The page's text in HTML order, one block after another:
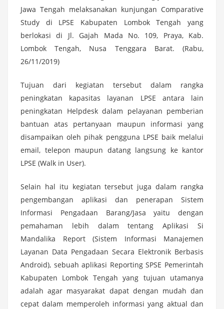
Jawa Tengah melaksanakan kunjungan Comparative
Study di LPSE Kabupaten Lombok Tengah yang
berlokasi di Jl. Gajah Mada No. 109, Praya, Kab.
Lombok Tengah, Nusa Tenggara Barat. (Rabu,
26/11/2019)
Tujuan dari kegiatan tersebut dalam rangka
peningkatan kapasitas layanan LPSE antara lain
peningkatan Helpdesk dalam pelayanan pemberian
bantuan atas pertanyaan maupun informasi yang
disampaikan oleh pihak pengguna LPSE baik melalui
email, telepon maupun datang langsung ke kantor
LPSE (Walk in User).
Selain hal itu kegiatan tersebut juga dalam rangka
pengembangan aplikasi dan penerapan Sistem
Informasi Pengadaan Barang/Jasa yaitu dengan
pemahaman lebih dalam tentang Aplikasi Si
Mandalika Report (Sistem Informasi Manajemen
Layanan Data Pengadaan Secara Elektronik Berbasis
Android), sebuah aplikasi Reporting SPSE Pemerintah
Kabupaten Lombok Tengah yang tujuan utamanya
adalah agar masyarakat dapat dengan mudah dan
cepat dalam memperoleh informasi yang aktual dan